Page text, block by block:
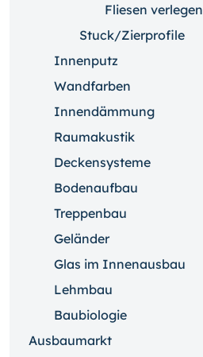
Fliesen verlegen
Stuck/Zierprofile
Innenputz
Wandfarben
Innendämmung
Raumakustik
Deckensysteme
Bodenaufbau
Treppenbau
Geländer
Glas im Innenausbau
Lehmbau
Baubiologie
Ausbaumarkt